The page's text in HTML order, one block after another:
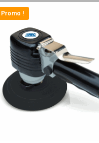
Promo !